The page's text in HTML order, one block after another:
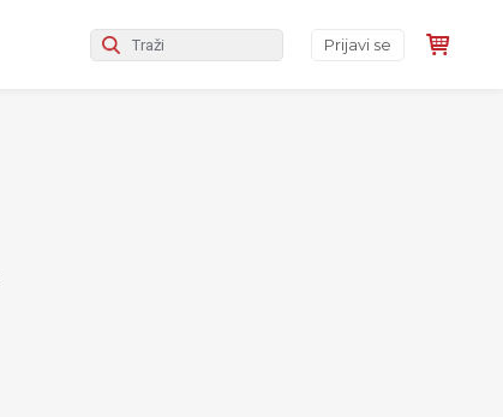
Prijavi se